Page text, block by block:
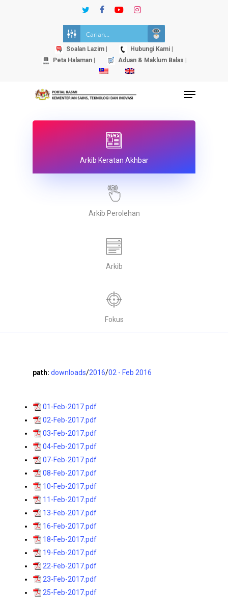
twitterfacebookyoutubeinstagram
Soalan Lazim |
Hubungi Kami |
Peta Halaman |
Aduan & Maklum Balas |
Menu
Arkib Keratan Akhbar
Arkib Perolehan
Arkib
Fokus
path: downloads/2016/02 - Feb 2016
01-Feb-2017.pdf
02-Feb-2017.pdf
03-Feb-2017.pdf
04-Feb-2017.pdf
07-Feb-2017.pdf
08-Feb-2017.pdf
10-Feb-2017.pdf
11-Feb-2017.pdf
13-Feb-2017.pdf
16-Feb-2017.pdf
18-Feb-2017.pdf
19-Feb-2017.pdf
22-Feb-2017.pdf
23-Feb-2017.pdf
25-Feb-2017.pdf